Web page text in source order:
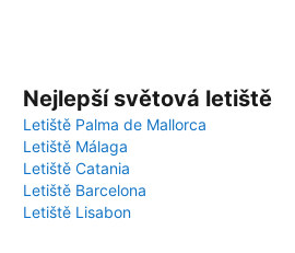
Nejlepší světová letiště
Letiště Palma de Mallorca
Letiště Málaga
Letiště Catania
Letiště Barcelona
Letiště Lisabon